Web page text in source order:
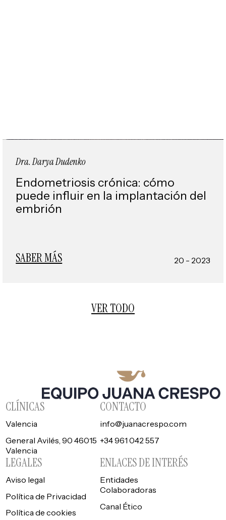
Dra. Darya Dudenko
Endometriosis crónica: cómo
puede influir en la implantación del
embrión
SABER MÁS 20 - 2023
VER TODO
CLÍNICAS
Valencia
General Avilés, 90 46015
Valencia
CONTACTO
info@juanacrespo.com
+34 961 042 557
LEGALES
Aviso legal
Política de Privacidad
Política de cookies
ENLACES DE INTERÉS
Entidades
Colaboradoras
Canal Ético